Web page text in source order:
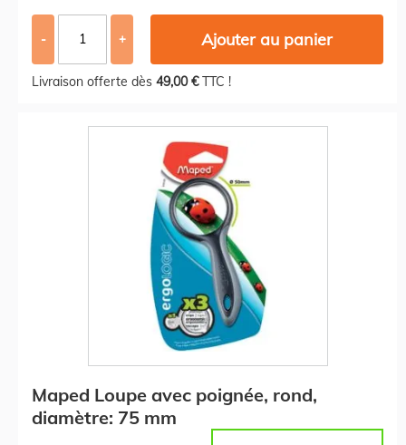
- + Ajouter au panier
Livraison offerte dès 49,00 €TTC !
Maped Loupe avec poignée, rond,
diamètre: 75 mm